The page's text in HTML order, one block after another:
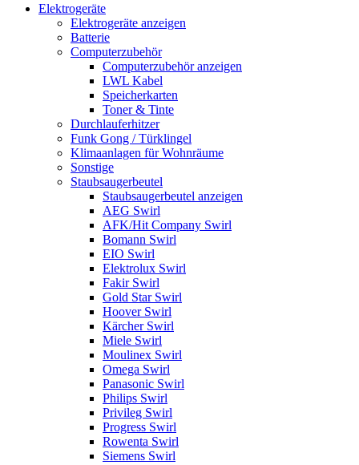
Elektrogeräte
Elektrogeräte anzeigen
Batterie
Computerzubehör
Computerzubehör anzeigen
LWL Kabel
Speicherkarten
Toner & Tinte
Durchlauferhitzer
Funk Gong / Türklingel
Klimaanlagen für Wohnräume
Sonstige
Staubsaugerbeutel
Staubsaugerbeutel anzeigen
AEG Swirl
AFK/Hit Company Swirl
Bomann Swirl
EIO Swirl
Elektrolux Swirl
Fakir Swirl
Gold Star Swirl
Hoover Swirl
Kärcher Swirl
Miele Swirl
Moulinex Swirl
Omega Swirl
Panasonic Swirl
Philips Swirl
Privileg Swirl
Progress Swirl
Rowenta Swirl
Siemens Swirl